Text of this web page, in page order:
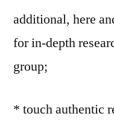
additional, here
for in-depth
group;
* touch authentic